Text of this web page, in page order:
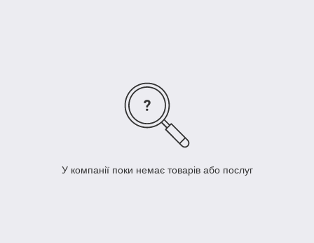
У компанії поки немає товарів або послуг